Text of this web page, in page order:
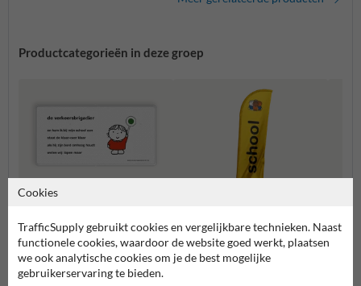
Productcategorieën in deze groep
Lesborden
Beachflags
Cookies
TrafficSupply gebruikt cookies en vergelijkbare technieken. Naast
functionele cookies, waardoor de website goed werkt, plaatsen
we ook analytische cookies om je de best mogelijke
gebruikerservaring te bieden.